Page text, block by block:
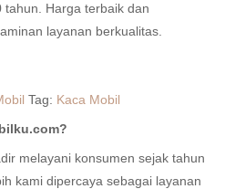
tahun. Harga terbaik dan
layanan berkualitas.
Tag: Kaca Mobil
melayani konsumen sejak tahun
kami dipercaya sebagai layanan